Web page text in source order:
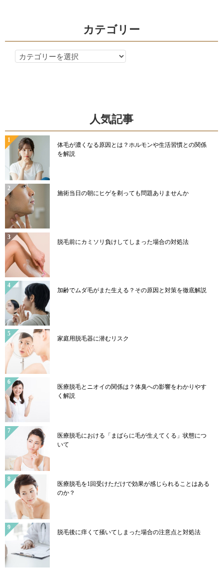
カテゴリー
カ
人気記事
体毛が濃くなる原因とは？ホルモンや生活習慣との関係
を解説
施術当日の朝にヒゲを剃っても問題ありませんか
脱毛前にカミソリ負けしてしまった場合の対処法
加齢でムダ毛がまた生える？その原因と対策を徹底解説
家庭用脱毛器に潜むリスク
医療脱毛とニオイの関係は？体臭への影響をわかりやす
く解説
医療脱毛における「まばらに毛が生えてくる」状態につ
いて
医療脱毛を1回受けただけで効果が感じられることはある
のか？
脱毛後に痒くて掻いてしまった場合の注意点と対処法